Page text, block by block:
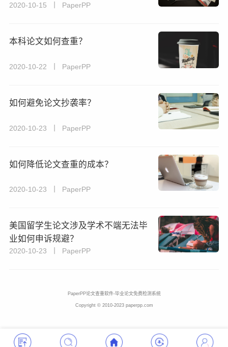
2020-10-15 丨 PaperPP
本科论文如何查重？
2020-10-22 丨 PaperPP
如何避免论文抄袭率？
2020-10-23 丨 PaperPP
如何降低论文查重的成本？
2020-10-23 丨 PaperPP
美国留学生论文涉及学术不端无法毕
业如何申诉规避？
2020-10-23 丨 PaperPP
PaperPP论文查重软件-毕业论文免费检测系统
Copyright © 2010-2023 paperpp.com